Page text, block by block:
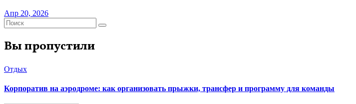
Апр 20, 2026
Вы пропустили
Отдых
Корпоратив на аэродроме: как организовать прыжки, трансфер и программу для команды